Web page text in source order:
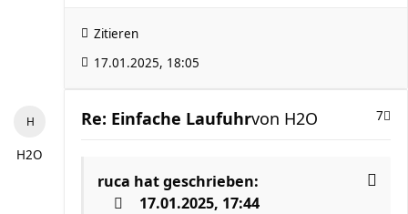
Zitieren
17.01.2025, 18:05
H2O
Re: Einfache Laufuhr 7
von H2O
ruca hat geschrieben:
17.01.2025, 17:44